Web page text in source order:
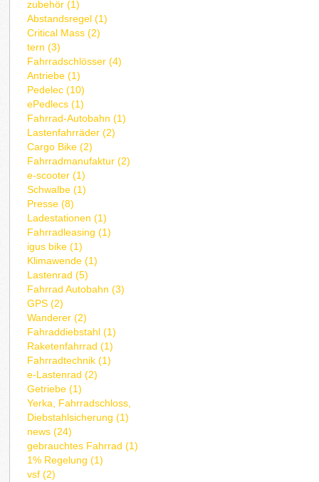
zubehör (1)
Abstandsregel (1)
Critical Mass (2)
tern (3)
Fahrradschlösser (4)
Antriebe (1)
Pedelec (10)
ePedlecs (1)
Fahrrad-Autobahn (1)
Lastenfahrräder (2)
Cargo Bike (2)
Fahrradmanufaktur (2)
e-scooter (1)
Schwalbe (1)
Presse (8)
Ladestationen (1)
Fahrradleasing (1)
igus bike (1)
Klimawende (1)
Lastenrad (5)
Fahrrad Autobahn (3)
GPS (2)
Wanderer (2)
Fahraddiebstahl (1)
Raketenfahrrad (1)
Fahrradtechnik (1)
e-Lastenrad (2)
Getriebe (1)
Yerka, Fahrradschloss,
Diebstahlsicherung (1)
news (24)
gebrauchtes Fahrrad (1)
1% Regelung (1)
vsf (2)